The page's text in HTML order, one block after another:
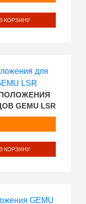
КОРЗИНУ
GEMU LSR
КОРЗИНУ